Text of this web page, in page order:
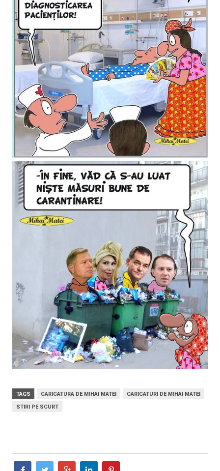
TAGS CARICATURA DE MIHAI MATEI
CARICATURI DE MIHAI MATEI
STIRI PE SCURT